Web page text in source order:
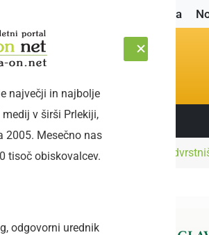
Naslovnica
2026 Sledite nam:
največji in najbolje
v širši Prlekiji,
2005. Mesečno nas
tisoč obiskovalcev.
odgovorni urednik
Črna kronikaObravnavali